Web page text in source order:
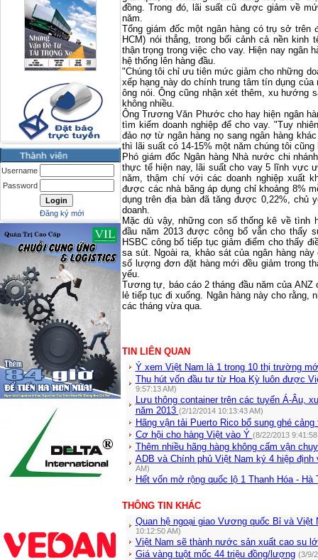
Username
Password
Đăng ký mới
đồng. Trong đó, lãi suất cũ được giảm về
năm.
Tổng giám đốc một ngân hàng có trụ sở trên
HCM) nói thẳng, trong bối cảnh cả nền
thận trọng trong việc cho vay. Hiện nay ngân
hệ thống lên hàng đầu.
"Chúng tôi chỉ ưu tiên mức giảm cho những
xếp hạng này do chính trung tâm tín dụng
ông nói. Ông cũng nhận xét thêm, xu hướng
không nhiều.
Ông Trương Văn Phước cho hay hiện ngân
tìm kiếm doanh nghiệp để cho vay. "Tuy
đảo nợ từ ngân hàng nọ sang ngân hàng
thì lãi suất có 14-15% một năm chúng tôi
Phó giám đốc Ngân hàng Nhà nước chi
thực tế hiện nay, lãi suất cho vay 5 lĩnh vực
năm, thậm chí với các doanh nghiệp xuất
được các nhà băng áp dụng chỉ khoảng 8%
dụng trên địa bàn đã tăng được 0,22%, chủ
doanh.
Mặc dù vậy, những con số thống kê về tình
đầu năm 2013 được công bố vẫn cho thấy
HSBC công bố tiếp tục giảm điểm cho thấy
sa sút. Ngoài ra, khảo sát của ngân hàng
số lượng đơn đặt hàng mới đều giảm trong
yếu.
Tương tự, báo cáo 2 tháng đầu năm của
lẻ tiếp tục đi xuống. Ngân hàng này cho rằng,
các tháng vừa qua.
TIN LIÊN QUAN
Ý xem Việt Nam là 1 trong 10 thị trường
Thu hút vốn đầu tư từ Hoa Kỳ luôn được
9:57:13 AM)
Lưu thông container trên các tuyến Á-Âu,
năm 2013 (2/12/2014 10:13:43 AM)
Hãng vận tải Puerto Rico bổ sung ghé
Cơ hội cho hàng Việt vào Ý (8/22/2013 9:41:58
Thêm nhiều hãng hàng không cấm vận
ADB và Chính phủ Việt Nam ký 4 hiệp
AM)
Hết vốn mở rộng quốc lộ 1 Thanh Hóa - Hà
THÔNG TIN KHÁC
Quan hệ ngoại giao Vương quốc Bỉ và Việt
10:12:50 AM)
Việt Nam sẽ thành nước sản xuất cao su
Giá vàng tuột mốc 44 triệu đồng/lượng (3/9/